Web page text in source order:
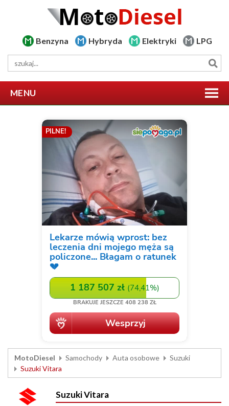
Benzyna Hybryda Elektryki LPG
MENU
MotoDiesel Samochody Auta osobowe
Suzuki
Suzuki Vitara
Suzuki Vitara